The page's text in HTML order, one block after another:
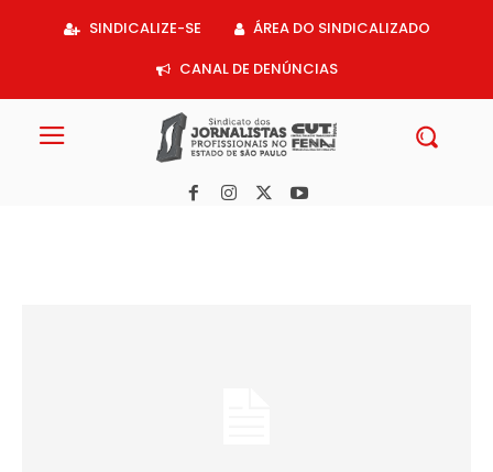
SINDICALIZE-SE
ÁREA DO SINDICALIZADO
CANAL DE DENÚNCIAS